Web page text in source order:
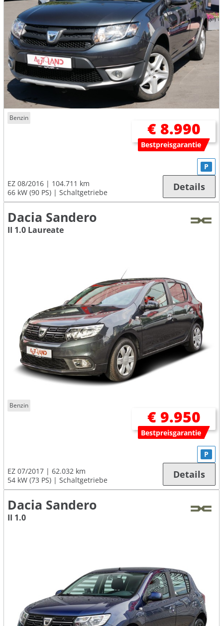
Benzin
€ 8.990
Bestpreisgarantie
EZ 08/2016
104.711 km
66 kW (90 PS)
Schaltgetriebe
P
Details
Dacia Sandero
II 1.0 Laureate
Benzin
€ 9.950
Bestpreisgarantie
EZ 07/2017
62.032 km
54 kW (73 PS)
Schaltgetriebe
P
Details
Dacia Sandero
II 1.0